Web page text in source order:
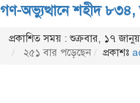
গণ-অভ্যুত্থানে শহীদ
প্রকাশিত সময় : শুক্রবার, ১৭
২৫১ বার পড়েছেন
প্রকাশঃ